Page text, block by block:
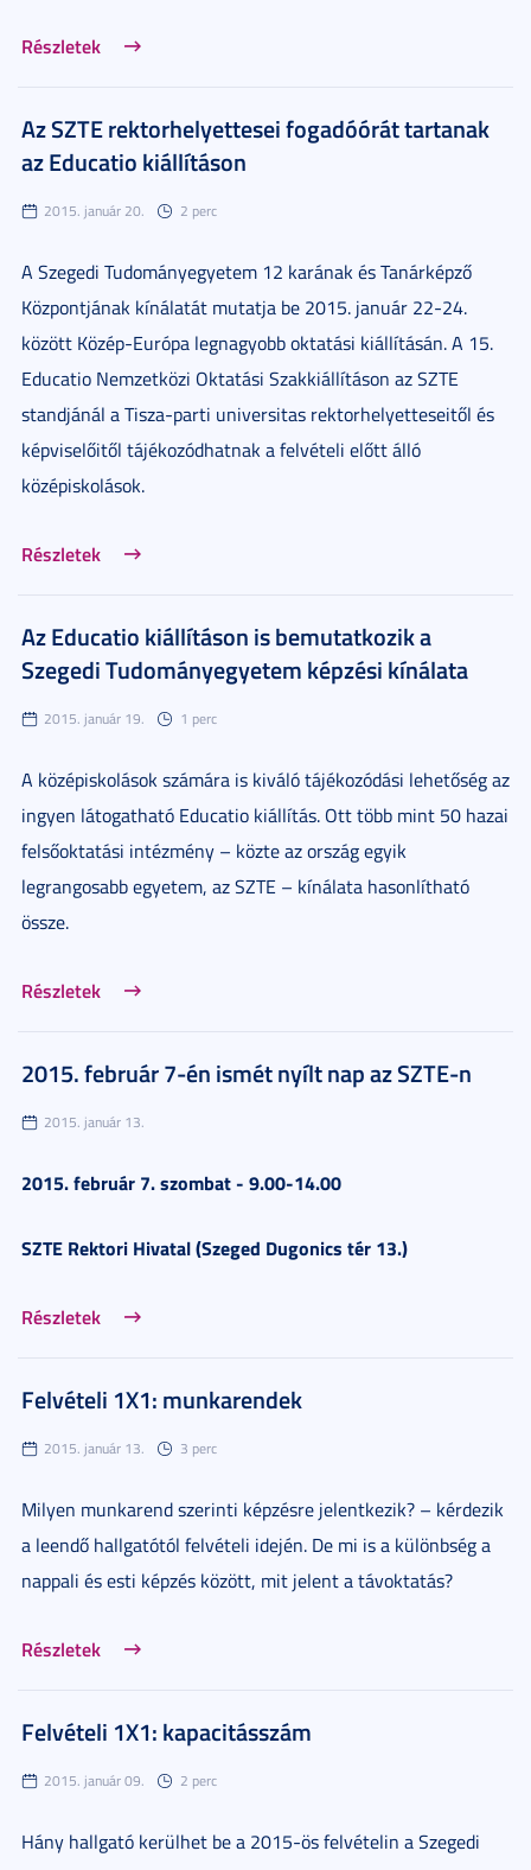
Részletek
Az SZTE rektorhelyettesei fogadóórát tartanak
az Educatio kiállításon
2015. január 20. 2 perc
A Szegedi Tudományegyetem 12 karának és Tanárképző
Központjának kínálatát mutatja be 2015. január 22-24.
között Közép-Európa legnagyobb oktatási kiállításán. A 15.
Educatio Nemzetközi Oktatási Szakkiállításon az SZTE
standjánál a Tisza-parti universitas rektorhelyetteseitől és
képviselőitől tájékozódhatnak a felvételi előtt álló
középiskolások.
Részletek
Az Educatio kiállításon is bemutatkozik a
Szegedi Tudományegyetem képzési kínálata
2015. január 19. 1 perc
A középiskolások számára is kiváló tájékozódási lehetőség az
ingyen látogatható Educatio kiállítás. Ott több mint 50 hazai
felsőoktatási intézmény – közte az ország egyik
legrangosabb egyetem, az SZTE – kínálata hasonlítható
össze.
Részletek
2015. február 7-én ismét nyílt nap az SZTE-n
2015. január 13.
2015. február 7. szombat - 9.00-14.00
SZTE Rektori Hivatal (Szeged Dugonics tér 13.)
Részletek
Felvételi 1X1: munkarendek
2015. január 13. 3 perc
Milyen munkarend szerinti képzésre jelentkezik? – kérdezik
a leendő hallgatótól felvételi idején. De mi is a különbség a
nappali és esti képzés között, mit jelent a távoktatás?
Részletek
Felvételi 1X1: kapacitásszám
2015. január 09. 2 perc
Hány hallgató kerülhet be a 2015-ös felvételin a Szegedi